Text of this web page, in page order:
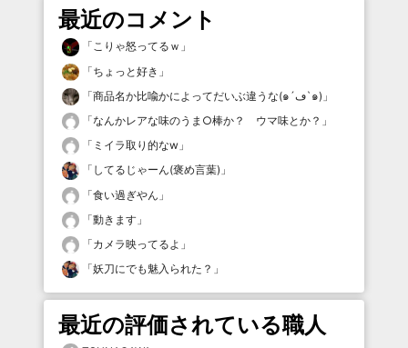
最近のコメント
「こりゃ怒ってるｗ 」
「ちょっと好き 」
「
商品名か比喩かによってだいぶ違うな(๑´ڡ`๑) 」
「なんかレアな味のうま○棒か？ ウマ味とか？ 」
「 ミイラ取り的なw 」
「 してるじゃーん(褒め言葉) 」
「食い過ぎやん 」
「動きます 」
「カメラ映ってるよ 」
「妖刀にでも魅入られた？ 」
最近の評価されている職人